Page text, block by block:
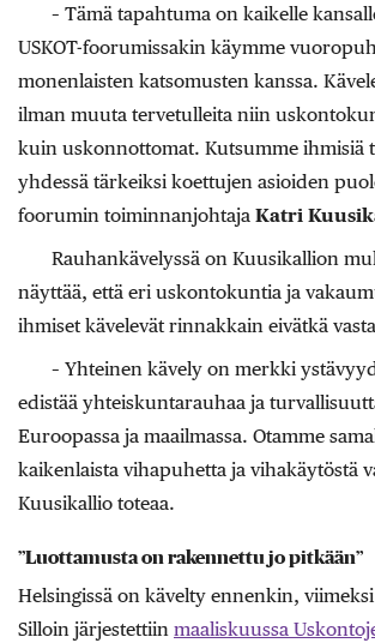
– Tämä tapahtuma on kaikelle
USKOT-foorumissakin käymme
monenlaisten katsomusten kanssa.
ilman muuta tervetulleita niin
kuin uskonnottomat. Kutsumme ihmisiä
yhdessä tärkeiksi koettujen asioiden
foorumin toiminnanjohtaja Katri
Rauhankävelyssä on Kuusikallion
näyttää, että eri uskontokuntia ja
ihmiset kävelevät rinnakkain eivätkä
– Yhteinen kävely on merkki
edistää yhteiskuntarauhaa ja
Euroopassa ja maailmassa. Otamme
kaikenlaista vihapuhetta ja vihakäytöstä
Kuusikallio toteaa.
”Luottamusta on rakennettu jo pitkään”
Helsingissä on kävelty ennenkin,
Silloin järjestettiin maaliskuussa